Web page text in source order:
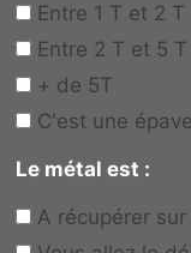
Entre 1 T et 2 T
Entre 2 T et 5 T
+ de 5T
C'est une
Le métal est :
A récupérer sur